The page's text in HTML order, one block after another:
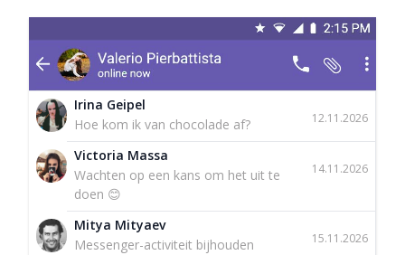
Irina Geipel
12.11.2026
Hoe kom ik van chocolade af?
Victoria Massa
14.11.2026
Wachten op een kans om het uit te
doen 😊
Mitya Mityaev
15.11.2026
Messenger-activiteit bijhouden